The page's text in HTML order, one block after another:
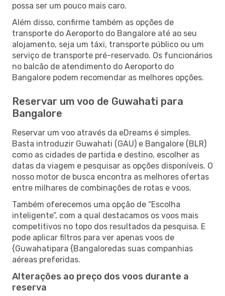
possa ser um pouco mais caro.
Além disso, confirme também as opções de
transporte do Aeroporto do Bangalore até ao seu
alojamento, seja um táxi, transporte público ou um
serviço de transporte pré-reservado. Os funcionários
no balcão de atendimento do Aeroporto do
Bangalore podem recomendar as melhores opções.
Reservar um voo de Guwahati para
Bangalore
Reservar um voo através da eDreams é simples.
Basta introduzir Guwahati (GAU) e Bangalore (BLR)
como as cidades de partida e destino, escolher as
datas da viagem e pesquisar as opções disponíveis. O
nosso motor de busca encontra as melhores ofertas
entre milhares de combinações de rotas e voos.
Também oferecemos uma opção de “Escolha
inteligente”, com a qual destacamos os voos mais
competitivos no topo dos resultados da pesquisa. E
pode aplicar filtros para ver apenas voos de
{Guwahatipara {Bangaloredas suas companhias
aéreas preferidas.
Alterações ao preço dos voos durante a
reserva